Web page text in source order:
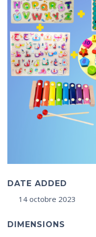
DATE ADDED
14 octobre 2023
DIMENSIONS